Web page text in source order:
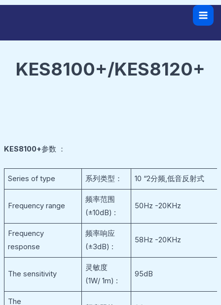
KES8100+/KES8120+
KES8100+参数 ：
Series of type 系列类型： 10 “2分频,低音反射式
Frequency range
频率范围
(±10dB) :
50Hz -20KHz
Frequency
response
频率响应
(±3dB) :
58Hz -20KHz
The sensitivity
灵敏度
(1W/ 1m) :
95dB
The